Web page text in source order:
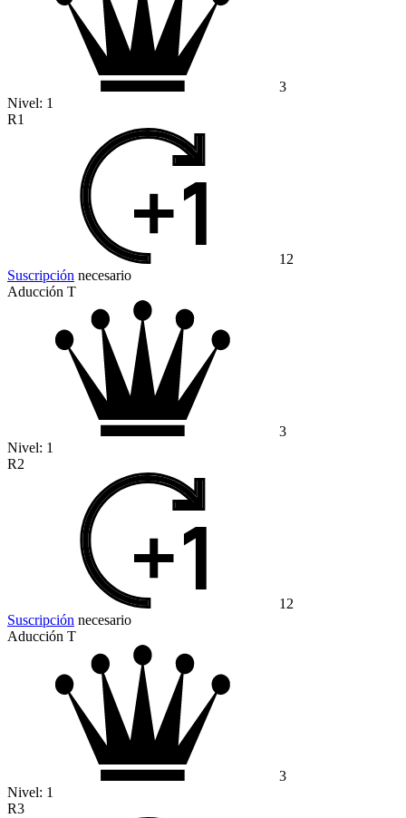
3
Nivel: 1
R1
12
Suscripción necesario
Aducción T
3
Nivel: 1
R2
12
Suscripción necesario
Aducción T
3
Nivel: 1
R3